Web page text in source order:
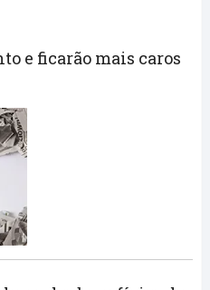
e ficarão mais caros